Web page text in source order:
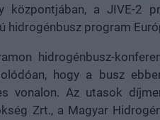
központjában, a JIVE-2
hidrogénbusz program
hidrogénbusz-
hogy a busz
vonalon. Az utasok
Zrt., a Magyar